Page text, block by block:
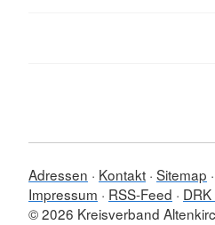
Adressen Kontakt Sitemap
Impressum
RSS-Feed
© 2026 Kreisverband